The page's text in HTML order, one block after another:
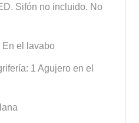
Sifón no incluido. No
En el lavabo
1 Agujero en el